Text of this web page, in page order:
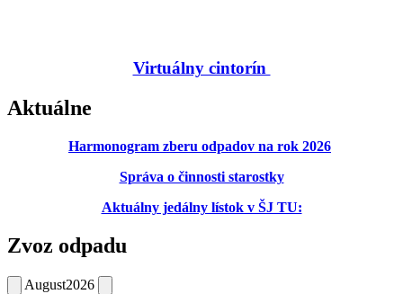
Virtuálny cintorín
Aktuálne
Harmonogram zberu odpadov na rok 2026
Správa o činnosti starostky
Aktuálny jedálny lístok v ŠJ TU:
Zvoz odpadu
August2026